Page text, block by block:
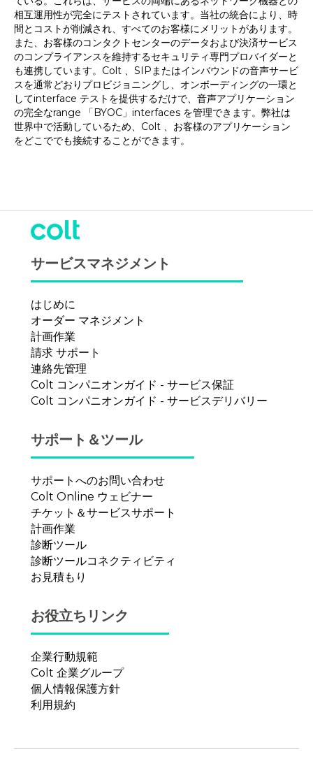
相互運用性が完全にテストされています。当社の統合により、時
間とコストが削減され、すべてのお客様にメリットがあります。
また、お客様のコンタクトセンターのデータおよび決済サービス
のコンプライアンスを維持するセキュリティ専門プロバイダーと
も連携しています。Colt 、SIPまたはインバウンドの音声サービ
スを通常どおりプロビジョニングし、オンボーディングの一環と
してinterface テストを提供するだけで、音声アプリケーション
の完全なrange 「BYOC」interfaces を管理できます。弊社は
世界中で活動しているため、Colt 、お客様のアプリケーション
をどこででも接続することができます。
サービスマネジメント
はじめに
オーダー マネジメント
計画作業
請求 サポート
連絡先管理
Colt コンパニオンガイド - サービス保証
Colt コンパニオンガイド - サービスデリバリー
サポート＆ツール
サポートへのお問い合わせ
Colt Online ウェビナー
チケット＆サービスサポート
計画作業
診断ツール
診断ツールコネクティビティ
お見積もり
お役立ちリンク
企業行動規範
Colt 企業グループ
個人情報保護方針
利用規約